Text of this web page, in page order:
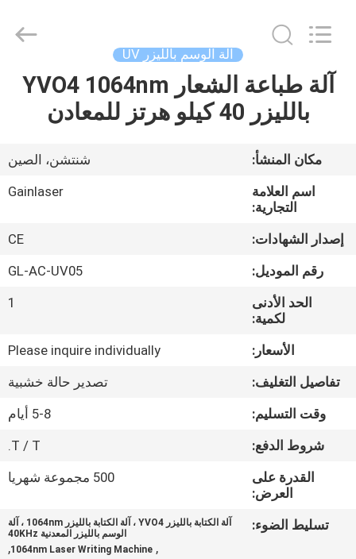
الصفحة
الرئيسية
منتجات
معلومات
عنا
جولة
المعمل
مراقبة
الجودة
اتصل
Technology
Rights
آلة الوسم بالليزر UV
آلة طباعة الشعار YVO4 1064nm
بالليزر 40 كيلو هرتز للمعادن
مكان المنشأ:
شنتشن، الصين
اسم العلامة
التجارية:
Gainlaser
إصدار الشهادات:
CE
رقم الموديل:
GL-AC-UV05
الحد الأدنى
لكمية:
1
الأسعار:
Please inquire individually
تفاصيل التغليف:
تصدير حالة خشبية
وقت التسليم:
5-8 أيام
شروط الدفع:
T / T.
القدرة على
العرض:
500 مجموعة شهريا
تسليط الضوء:
آلة الكتابة بالليزر YVO4 ، آلة الكتابة بالليزر 1064nm ، آلة
الوسم بالليزر المعدنية 40KHz
,
1064nm Laser Writing Machine
,